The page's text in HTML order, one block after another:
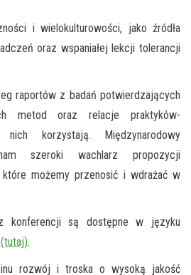
i wielokulturowości, jako źródła
oraz wspaniałej lekcji tolerancji
raportów z badań potwierdzających
metod oraz relacje praktyków-
korzystają. Międzynarodowy
szeroki wachlarz propozycji
możemy przenosić i wdrażać w
konferencji są dostępne w języku
(tutaj).
rozwój i troska o wysoką jakość